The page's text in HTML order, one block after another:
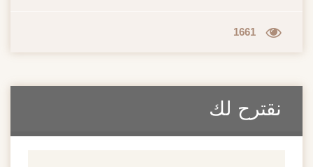
1661
نقترح لك